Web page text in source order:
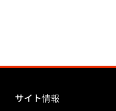
サイト情報